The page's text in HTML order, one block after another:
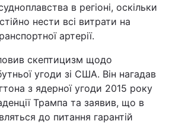
в регіоні, оскільки
нести всі витрати на
артерії.
скептицизм щодо
угоди зі США. Він нагадав
з ядерної угоди 2015 року
Трампа та заявив, що в
до питання гарантій